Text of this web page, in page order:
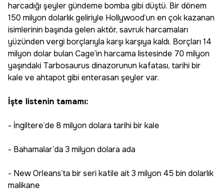
harcadığı şeyler gündeme bomba gibi düştü. Bir dönem
150 milyon dolarlık geliriyle Hollywood’un en çok kazanan
isimlerinin başında gelen aktör, savruk harcamaları
yüzünden vergi borçlarıyla karşı karşıya kaldı. Borçları 14
milyon dolar bulan Cage’in harcama listesinde 70 milyon
yaşındaki Tarbosaurus dinazorunun kafatası, tarihi bir
kale ve ahtapot gibi enterasan şeyler var.
İşte listenin tamamı:
- İngiltere’de 8 milyon dolara tarihi bir kale
- Bahamalar’da 3 milyon dolara ada
- New Orleans’ta bir seri katile ait 3 milyon 45 bin dolarlık
malikane